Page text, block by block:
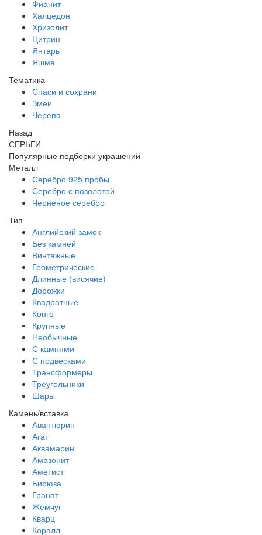
Фианит
Халцедон
Хризолит
Цитрин
Янтарь
Яшма
Тематика
Спаси и сохрани
Змеи
Черепа
Назад
СЕРЬГИ
Популярные подборки украшений
Металл
Серебро 925 пробы
Серебро с позолотой
Черненое серебро
Тип
Английский замок
Без камней
Винтажные
Геометрические
Длинные (висячие)
Дорожки
Квадратные
Конго
Крупные
Необычные
С камнями
С подвесками
Трансформеры
Треугольники
Шары
Камень/вставка
Авантюрин
Агат
Аквамарин
Амазонит
Аметист
Бирюза
Гранат
Жемчуг
Кварц
Коралл